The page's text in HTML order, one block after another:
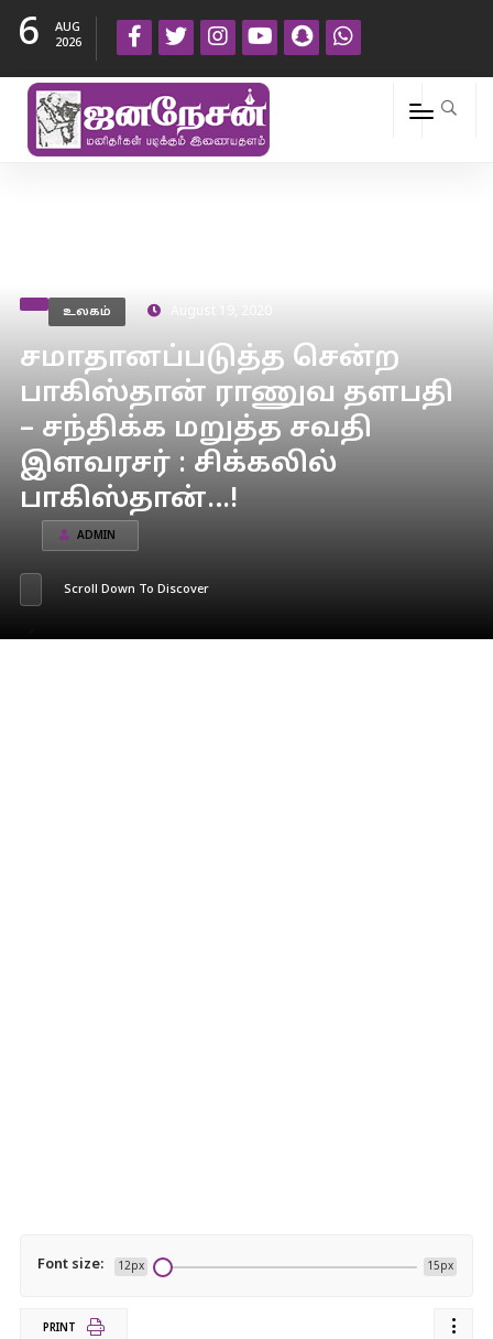
6
AUG
2026
உலகம்
சமாதானப்படுத்த சென்ற
பாகிஸ்தான் ராணுவ தளபதி
– சந்திக்க மறுத்த சவதி
இளவரசர் : சிக்கலில்
பாகிஸ்தான்…!
ADMIN
Scroll Down To Discover
Font size: 12px 15px
PRINT